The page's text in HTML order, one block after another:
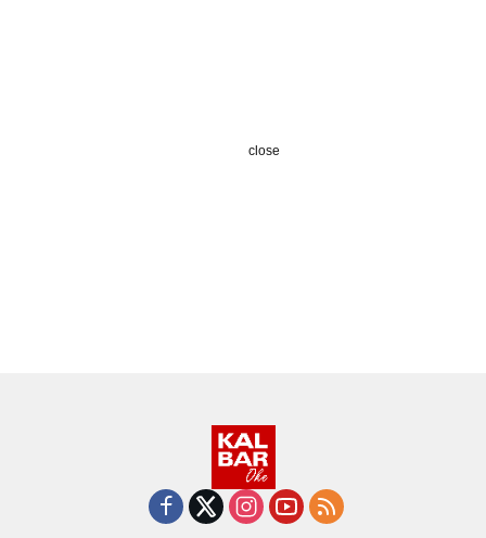
close